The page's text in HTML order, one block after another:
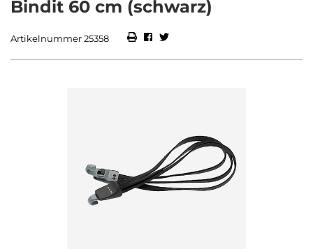
Bindit 60 cm (schwarz)
Artikelnummer 25358